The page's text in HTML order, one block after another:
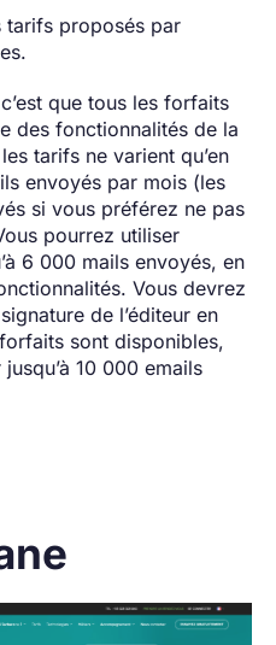
tarifs proposés par
que tous les forfaits
des fonctionnalités de la
tarifs ne varient qu’en
envoyés par mois (les
si vous préférez ne pas
pourrez utiliser
6 000 mails envoyés, en
Vous devrez
de l’éditeur en
sont disponibles,
10 000 emails